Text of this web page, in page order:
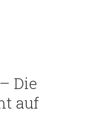
Die
auf